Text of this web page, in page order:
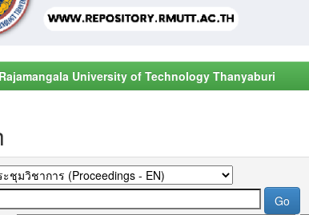
University of Technology Thanyaburi